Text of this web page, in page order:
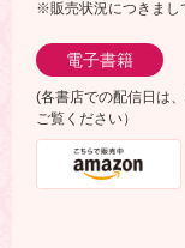
※販売状況につきまし
電子書籍
(各書店での配信日は
ご覧ください）